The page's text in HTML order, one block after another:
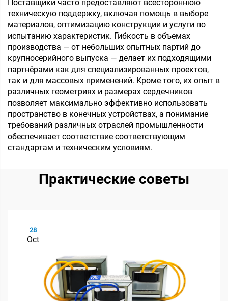
Поставщики часто предоставляют всестороннюю
техническую поддержку, включая помощь в выборе
материалов, оптимизацию конструкции и услуги по
испытанию характеристик. Гибкость в объемах
производства — от небольших опытных партий до
крупносерийного выпуска — делает их подходящими
партнёрами как для специализированных проектов,
так и для массовых применений. Кроме того, их опыт в
различных геометриях и размерах сердечников
позволяет максимально эффективно использовать
пространство в конечных устройствах, а понимание
требований различных отраслей промышленности
обеспечивает соответствие соответствующим
стандартам и техническим условиям.
Практические советы
28
Oct